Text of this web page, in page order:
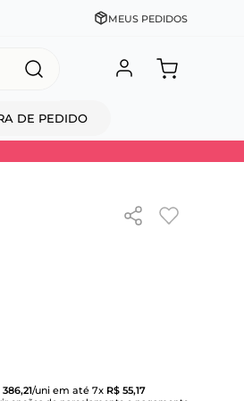
JOHNSON & JOHNSON, ALCON,
MEUS PEDIDOS
DE PEDIDO
386,21/uni em até7x R$ 55,17